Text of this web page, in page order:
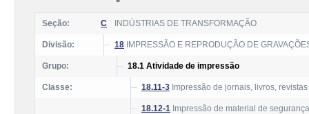
Seção: C INDÚSTRIAS DE TRANSFORMAÇÃO
Divisão: 18 IMPRESSÃO E REPRODUÇÃO DE
Grupo: 18.1 Atividade de impressão
Classe: 18.11-3 Impressão de jornais, livros,
18.12-1 Impressão de material de segurança